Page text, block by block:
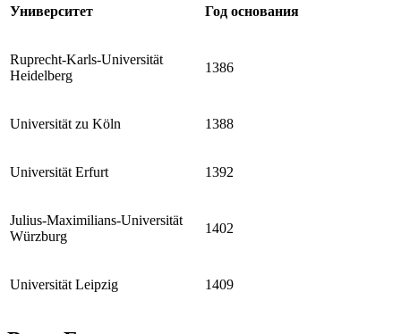
Университет Год основания
Ruprecht-Karls-Universität
Heidelberg
1386
Universität zu Köln 1388
Universität Erfurt 1392
Julius-Maximilians-Universität
Würzburg
1402
Universität Leipzig 1409